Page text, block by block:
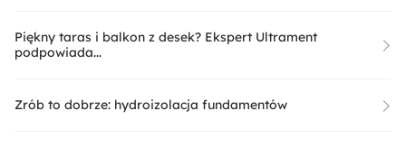
Piękny taras i balkon z desek? Ekspert Ultrament
podpowiada...
Zrób to dobrze: hydroizolacja fundamentów